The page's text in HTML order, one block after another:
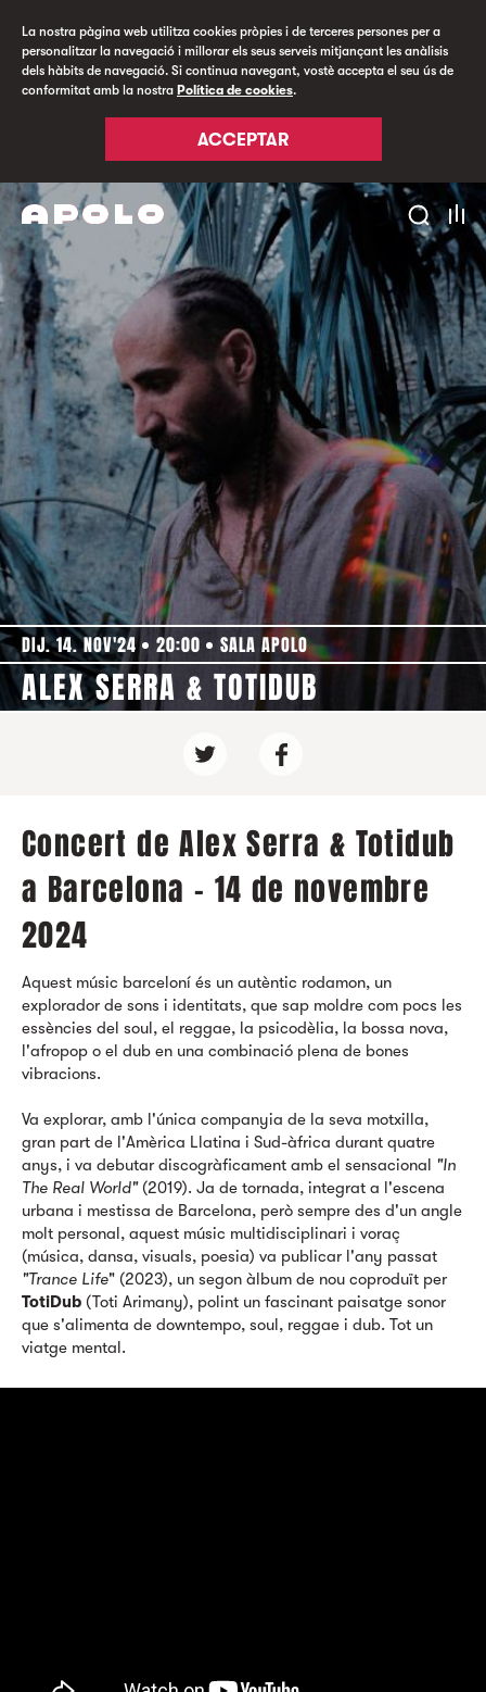
La nostra pàgina web utilitza cookies pròpies i de terceres persones per a
personalitzar la navegació i millorar els seus serveis mitjançant les anàlisis
dels hàbits de navegació. Si continua navegant, vostè accepta el seu ús de
conformitat amb la nostra Política de cookies.
ACCEPTAR
DIJ. 14. NOV'24 20:00 SALA APOLO
ALEX SERRA & TOTIDUB
Concert de Alex Serra & Totidub
a Barcelona - 14 de novembre
2024
Aquest músic barceloní és un autèntic rodamon, un
explorador de sons i identitats, que sap moldre com pocs les
essències del soul, el reggae, la psicodèlia, la bossa nova,
l'afropop o el dub en una combinació plena de bones
vibracions.
Va explorar, amb l'única companyia de la seva motxilla,
gran part de l'Amèrica Llatina i Sud-àfrica durant quatre
anys, i va debutar discogràficament amb el sensacional "In
The Real World"(2019). Ja de tornada, integrat a l'escena
urbana i mestissa de Barcelona, però sempre des d'un angle
molt personal, aquest músic multidisciplinari i voraç
(música, dansa, visuals, poesia) va publicar l'any passat
"Trance Life" (2023), un segon àlbum de nou coproduït per
TotiDub (Toti Arimany), polint un fascinant paisatge sonor
que s'alimenta de downtempo, soul, reggae i dub. Tot un
viatge mental.